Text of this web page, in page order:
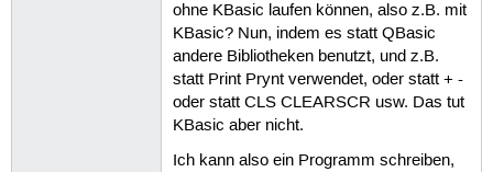
ohne KBasic laufen können, also z.B. mit
KBasic? Nun, indem es statt QBasic
andere Bibliotheken benutzt, und z.B.
statt Print Prynt verwendet, oder statt + -
oder statt CLS CLEARSCR usw. Das tut
KBasic aber nicht.
Ich kann also ein Programm schreiben,